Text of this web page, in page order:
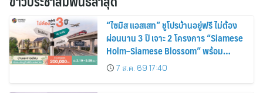
“ไซมิส แอสเสท” ชูโปรบ้านอยู่ฟรี ไม่ต้อง
ผ่อนนาน 3 ปี เจาะ 2 โครงการ “Siamese
Holm–Siamese Blossom” พร้อม
ส่วนลดและสิทธิพิเศษถึง 31 สิงหาคม
2569
7 ส.ค. 69 17:40